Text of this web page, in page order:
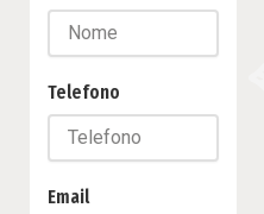
Telefono
Email